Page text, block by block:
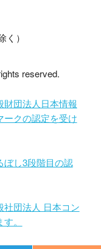
）
reserved.
財団法人日本情報
ークの認定を受け
ぼし3段階目の認
社団法人 日本コン
。